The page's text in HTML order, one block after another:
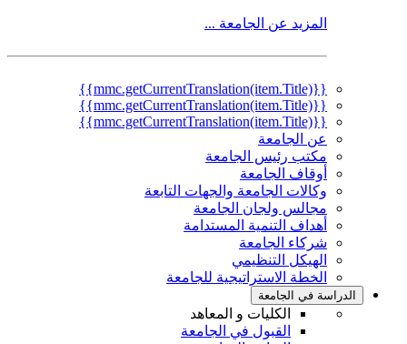
المزيد عن الجامعة ...
{{mmc.getCurrentTranslation(item.Title)}}
{{mmc.getCurrentTranslation(item.Title)}}
{{mmc.getCurrentTranslation(item.Title)}}
عن الجامعة
مكتب رئيس الجامعة
أوقاف الجامعة
وكالات الجامعة والجهات التابعة
مجالس ولجان الجامعة
أهداف التنمية المستدامة
شركاء الجامعة
الهيكل التنظيمي
الخطة الاستراتيجية للجامعة
الدراسة في الجامعة
الكليات و المعاهد
القبول في الجامعة